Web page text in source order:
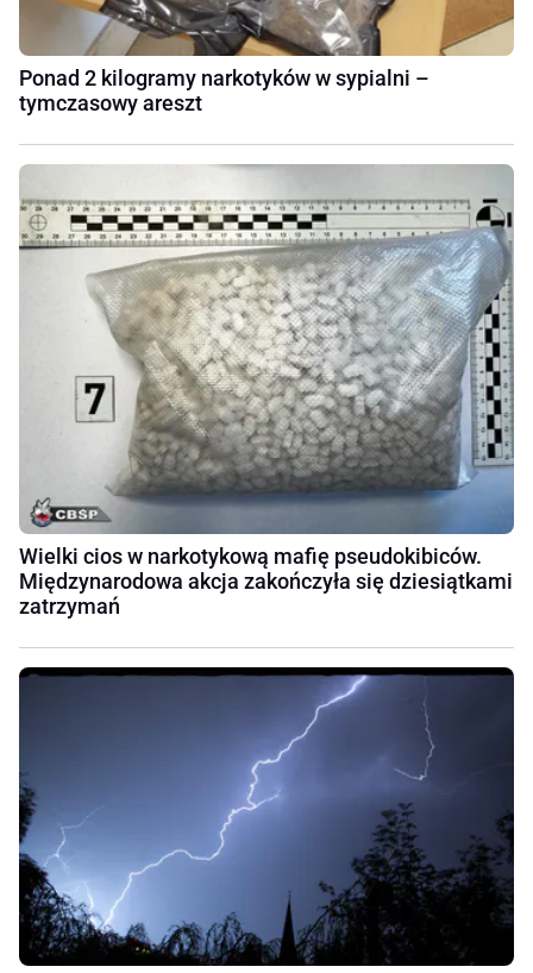
Ponad 2 kilogramy narkotyków w sypialni –
tymczasowy areszt
Wielki cios w narkotykową mafię pseudokibiców.
Międzynarodowa akcja zakończyła się dziesiątkami
zatrzymań